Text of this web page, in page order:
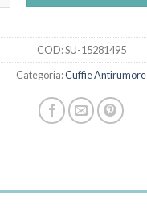
COD:SU-15281495
Categoria:Cuffie Antirumore